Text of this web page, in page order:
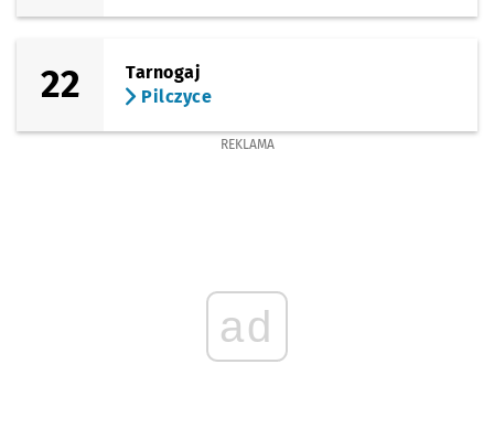
22
Tarnogaj
Pilczyce
REKLAMA
ad